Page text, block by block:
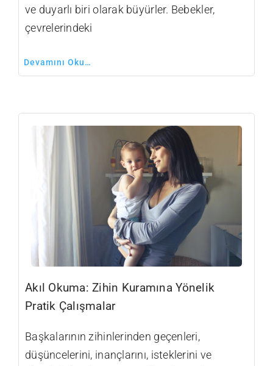
ve duyarlı biri olarak büyürler. Bebekler,
çevrelerindeki
Devamını Oku…
Akıl Okuma: Zihin Kuramına Yönelik
Pratik Çalışmalar
Başkalarının zihinlerinden geçenleri,
düşüncelerini, inançlarını, isteklerini ve